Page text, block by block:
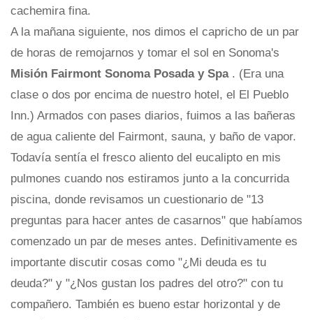
cachemira fina.
A la mañana siguiente, nos dimos el capricho de un par
de horas de remojarnos y tomar el sol en Sonoma's
Misión Fairmont Sonoma Posada y Spa . (Era una
clase o dos por encima de nuestro hotel, el El Pueblo
Inn.) Armados con pases diarios, fuimos a las bañeras
de agua caliente del Fairmont, sauna, y baño de vapor.
Todavía sentía el fresco aliento del eucalipto en mis
pulmones cuando nos estiramos junto a la concurrida
piscina, donde revisamos un cuestionario de "13
preguntas para hacer antes de casarnos" que habíamos
comenzado un par de meses antes. Definitivamente es
importante discutir cosas como "¿Mi deuda es tu
deuda?" y "¿Nos gustan los padres del otro?" con tu
compañero. También es bueno estar horizontal y de